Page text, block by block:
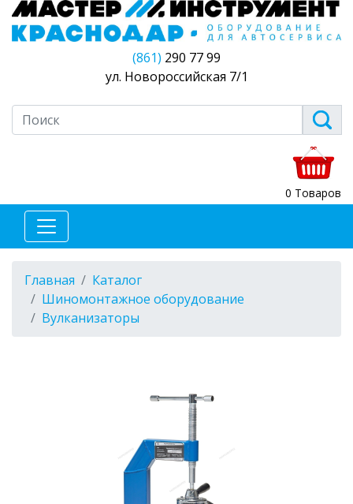
(861) 290 77 99
ул. Новороссийская 7/1
0 Товаров
Главная
Каталог
Шиномонтажное оборудование
Вулканизаторы